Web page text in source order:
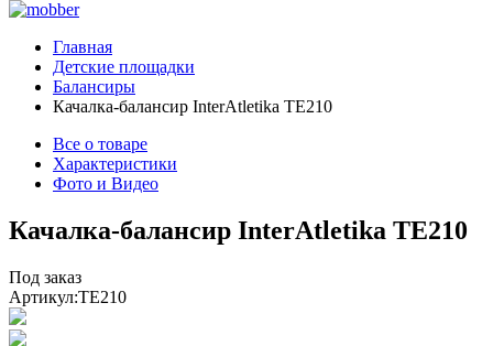
Главная
Детские площадки
Балансиры
Качалка-балансир InterAtletika TE210
Все о товаре
Характеристики
Фото и Видео
Качалка-балансир InterAtletika TE210
Под заказ
Артикул:TE210